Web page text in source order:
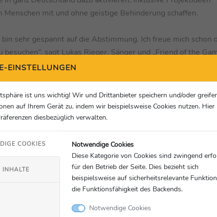
mit und ohne geistige Behinderung schaffen.
sehr gespannt auf die Abstimmung. Ich freue mich schon
sagt Lukas Rieger, Sänger und „Friend of the
Sommerfesten bis hin zu regelmäßig stattfindenden
den Gedanken von Inklusion und Teilhabe in die
Menschen mit und ohne geistige Behinderung“ sagt
der Special Olympics World Games Berlin
anderem eine finanzielle Unterstützung für die
der Projektwebsite bekannt gegeben. Wichtig zu wissen:
2023 sind Bewerbungen weiterhin möglich.
specialolympics.hc-apps.de.
EINSTELLUNGEN
ist uns wichtig! Wir und Drittanbieter speichern und/oder
auf Ihrem Gerät zu, indem wir beispielsweise Cookies nutzen. Hier
diesbezüglich verwalten.
COOKIES
INHALTE
Notwendige Cookies
Diese Kategorie von Cookies sind zwingend
für den Betrieb der Seite. Dies bezieht sich
beispielsweise auf sicherheitsrelevante
die Funktionsfähigkeit des Backends.
Notwendige Cookies